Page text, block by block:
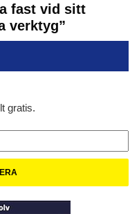
fast vid sitt
verktyg”
gratis.